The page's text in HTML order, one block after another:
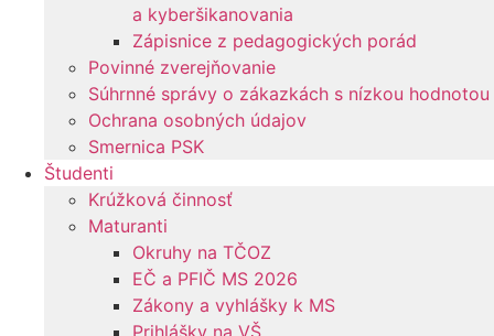
a kyberšikanovania
Zápisnice z pedagogických porád
Povinné zverejňovanie
Súhrnné správy o zákazkách s nízkou hodnotou
Ochrana osobných údajov
Smernica PSK
Študenti
Krúžková činnosť
Maturanti
Okruhy na TČOZ
EČ a PFIČ MS 2026
Zákony a vyhlášky k MS
Prihlášky na VŠ